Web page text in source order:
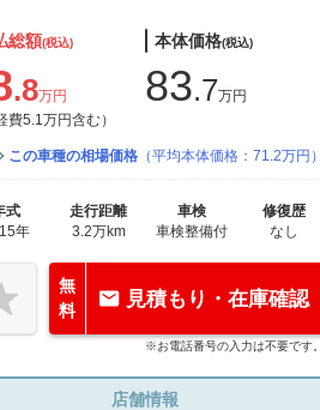
総額(税込)
.8万円
費5.1万円含む）
本体価格(税込)
83.7万円
この車種の相場価格 （平均本体価格：71.2万円）
式
年
走行距離
3.2万km
車検
車検整備付
修復歴
なし
無
料
見積もり・在庫確認
※お電話番号の入力は不要です。
店舗情報